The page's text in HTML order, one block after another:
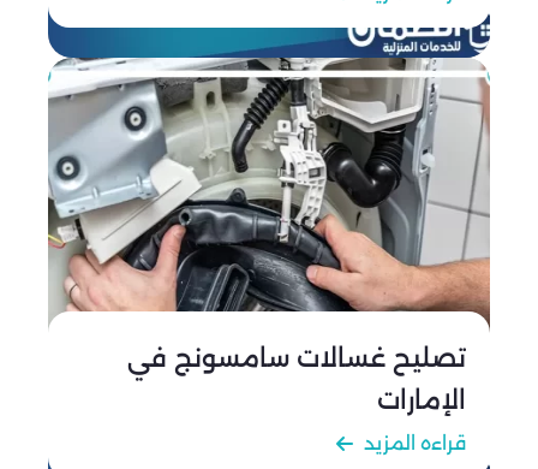
على الصحة، مع تقنيات تنظيف متطورة تضمن بيئة
صحية ونظيفة في كل ركن من أركان المكان.
تصليح غسالات سامسونج في
الإمارات
قراءه المزيد